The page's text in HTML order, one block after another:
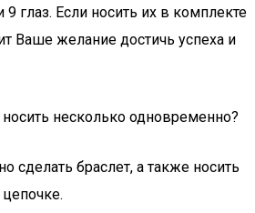
глаз. Если носить их в комплекте
Ваше желание достичь успеха и
несколько одновременно?
сделать браслет, а также носить